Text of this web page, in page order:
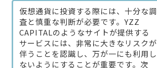
仮想通貨に投資する際には、十分な調
査と慎重な判断が必要です。YZZ
CAPITALのようなサイトが提供する
サービスには、非常に大きなリスクが
伴うことを認識し、万が一にも利用し
ないようにすることが重要です。次